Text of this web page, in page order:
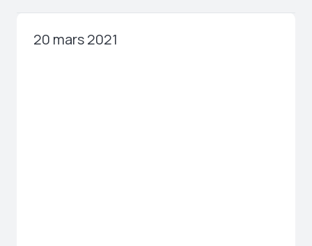
20 mars 2021